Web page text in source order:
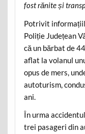
fost rănite și
Potrivit
Poliție Județean
că un bărbat de
aflat la volanul
opus de mers,
autoturism,
ani.
În urma
trei pasageri din